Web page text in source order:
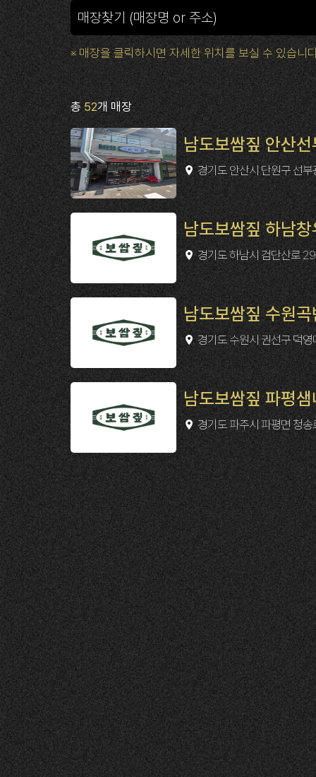
※ 매장을 클릭하시면 자세한 위치를 보실 수 있습니
총52개 매장
남도보쌈짚 안산
경기도 안산시 단원구 선
남도보쌈짚 하남
경기도 하남시 검단산로
남도보쌈짚 수원
경기도 수원시 권선구 덕영
남도보쌈짚 파평
경기도 파주시 파평면 청송